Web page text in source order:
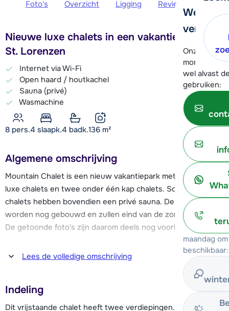
We
verder!
Onze
moment
wel alvast
gebruiken:
maandag
beschikbaar:
Foto's Overzicht Ligging Reviews
Nieuwe luxe chalets in een vakantiepark in
St. Lorenzen
Internet via Wi-Fi
Open haard / houtkachel
Sauna (privé)
Wasmachine
8 pers.4 slaapk.4 badk.136 m²
Algemene omschrijving
Mountain Chalet is een nieuw vakantiepark met vrijstaande
luxe chalets en twee onder één kap chalets. Sommige
chalets hebben bovendien een privé sauna. De chalets
worden nog gebouwd en zullen eind van de zomer klaar zijn.
De getoonde foto's zijn daarom deels nog voorbeeldfoto's.
Op slechts 600 meter afstand bevindt zich het dalstation
van het skigebied Kreischberg. Dit overzichtelijke skigebied
is ideaal als je op zoek bent naar een gemoedelijk gebied,
waar je elkaar ook makkelijk weer tegenkomt.
Lees de volledige omschrijving
Indeling
Dit vrijstaande chalet heeft twee verdiepingen.